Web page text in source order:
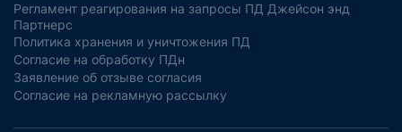
Регламент реагирования на запросы ПД Джейсон энд
Партнерс
Политика хранения и уничтожения ПД
Согласие на обработку ПДн
Заявление об отзыве согласия
Согласие на рекламную рассылку